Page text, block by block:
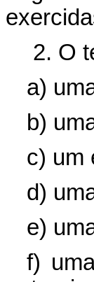
2. O
a)
b)
c) um
d)
e)
f)